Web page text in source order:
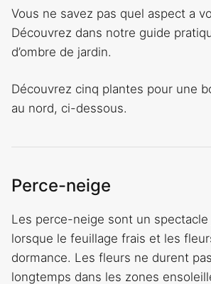
Vous ne savez pas quel aspect a
Découvrez dans notre guide
d’ombre de jardin.
Découvrez cinq plantes pour une
au nord, ci-dessous.
Perce-neige
Les perce-neige sont un
lorsque le feuillage frais et les
dormance. Les fleurs ne durent
longtemps dans les zones